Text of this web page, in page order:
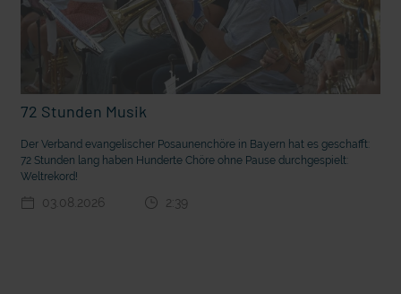
deutsche Sprache?
72 Stunden Musik
Der Verband evangelischer Posaunenchöre in Bayern hat es geschafft:
72 Stunden lang haben Hunderte Chöre ohne Pause durchgespielt:
Weltrekord!
03.08.2026 2:39